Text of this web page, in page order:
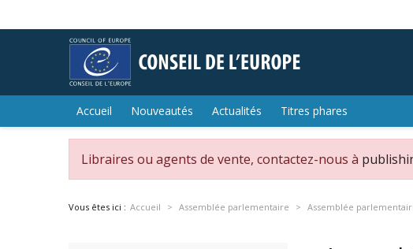
Accueil Nouveautés Actualités Titres phares
Libraires ou agents de vente, contactez-nous à
Vous êtes ici : Accueil Assemblée parlementaire Assemblée